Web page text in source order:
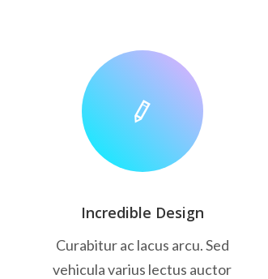
Incredible Design
Curabitur ac lacus arcu. Sed
vehicula varius lectus auctor